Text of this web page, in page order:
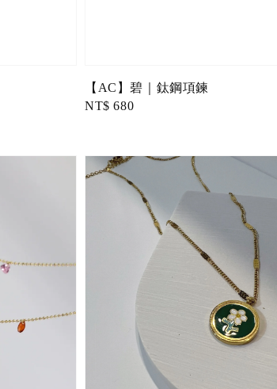
【AC】碧｜鈦鋼項鍊
Regular
NT$ 680